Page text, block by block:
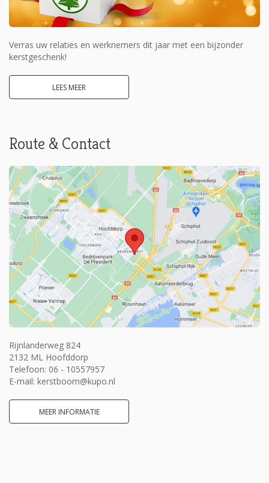
Verras uw relaties en werknemers dit jaar met een bijzonder
kerstgeschenk!
LEES MEER
Route & Contact
Rijnlanderweg 824
2132 ML Hoofddorp
Telefoon: 06 - 10557957
E-mail: kerstboom@kupo.nl
MEER INFORMATIE